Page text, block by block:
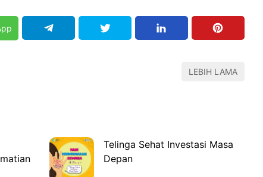
LEBIH LAMA
Telinga Sehat Investasi Masa
Depan